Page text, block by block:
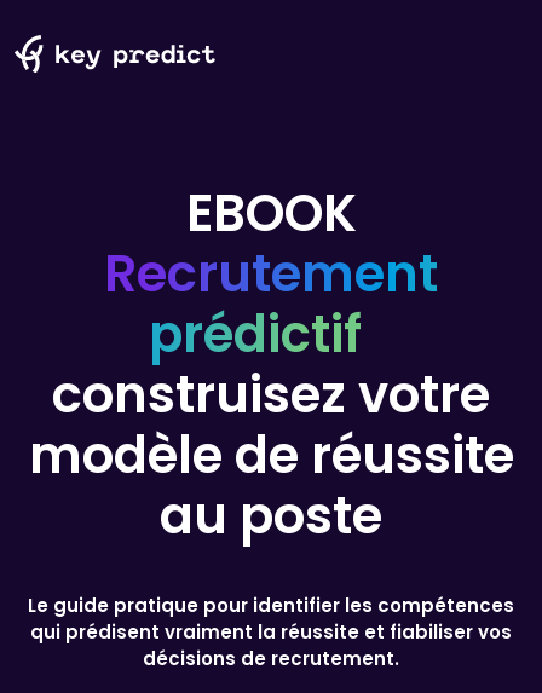
EBOOK
Recrutement
prédictif
construisez votre
modèle de réussite
au poste
Le guide pratique pour identifier les compétences
qui prédisent vraiment la réussite et fiabiliser vos
décisions de recrutement.